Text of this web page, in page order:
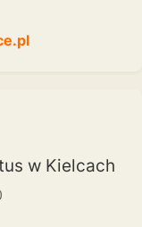
w Kielcach